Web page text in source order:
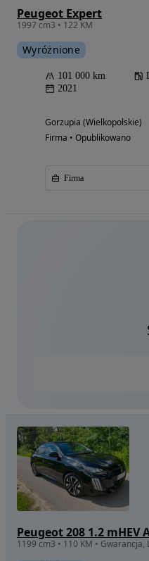
Peugeot Expert
1997 cm3 • 122 KM
Wyróżnione
101 000 km
2021
Gorzupia (Wielkopolskie)
Firma • Opublikowano
Firma
Peugeot 208 1.2 mHEV
1199 cm3 • 110 KM • Gwarancja,